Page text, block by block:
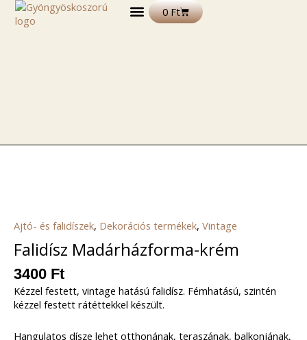
Skip
0FtKosár
Ajtó- és falidíszek, Dekorációs termékek, Vintage
Falidísz Madárházforma-krém
3400 Ft
Kézzel festett, vintage hatású falidísz. Fémhatású, szintén
kézzel festett rátéttekkel készült.
Hangulatos dísze lehet otthonának, teraszának, balkonjának,